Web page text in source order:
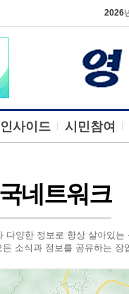
2026
인사이드 시민참여
네트워크
다양한 정보로 항상 살아있는
소식과 정보를 공유하는 장